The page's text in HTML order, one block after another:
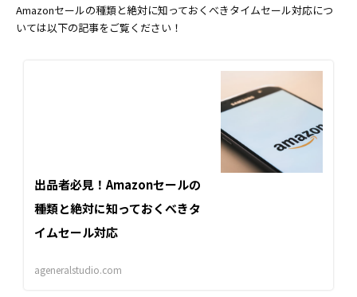
Amazonセールの種類と絶対に知っておくべきタイムセール対応につ
いては以下の記事をご覧ください！
出品者必見！Amazonセールの
種類と絶対に知っておくべきタ
イムセール対応
ageneralstudio.com